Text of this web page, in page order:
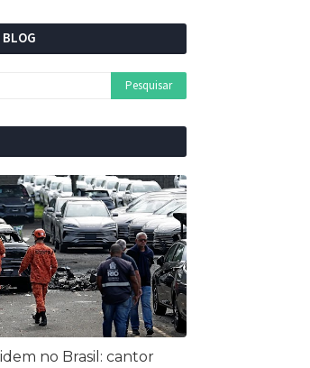
BLOG
no Brasil: cantor